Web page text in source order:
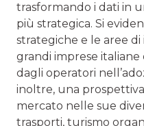
trasformando i dati in
più strategica. Si
strategiche e le aree
grandi imprese
dagli operatori
inoltre, una
mercato nelle sue
trasporti, turismo